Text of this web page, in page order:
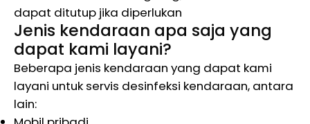
dapat ditutup jika diperlukan
Jenis kendaraan apa saja yang
dapat kami layani?
Beberapa jenis kendaraan yang dapat kami
layani untuk servis desinfeksi kendaraan, antara
lain: